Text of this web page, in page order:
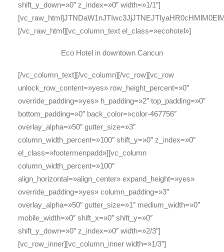
shift_y_down=»0″ z_index=»0″ width=»1/1″]
[/vc_raw_html][vc_column_text el_class=»ecohotel»]
Eco Hotel in downtown Cancun
[/vc_column_text][/vc_column][/vc_row][vc_row
unlock_row_content=»yes» row_height_percent=»0″
override_padding=»yes» h_padding=»2″ top_padding=»0″
bottom_padding=»0″ back_color=»color-467756″
overlay_alpha=»50″ gutter_size=»3″
column_width_percent=»100″ shift_y=»0″ z_index=»0″
el_class=»footermenpadd»][vc_column
column_width_percent=»100″
align_horizontal=»align_center» expand_height=»yes»
override_padding=»yes» column_padding=»3″
overlay_alpha=»50″ gutter_size=»1″ medium_width=»0″
mobile_width=»0″ shift_x=»0″ shift_y=»0″
shift_y_down=»0″ z_index=»0″ width=»2/3″]
[vc_row_inner][vc_column_inner width=»1/3″]